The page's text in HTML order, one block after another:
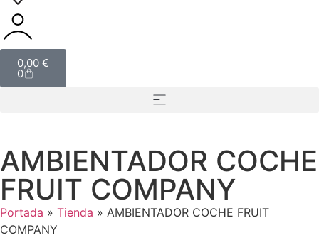
0,00 €
0
AMBIENTADOR COCHE
FRUIT COMPANY
Portada » Tienda » AMBIENTADOR COCHE FRUIT
COMPANY